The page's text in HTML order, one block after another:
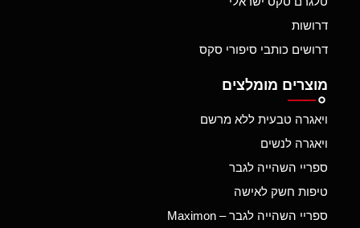
דרושות
דרושים כותבי סיפורי סקס
מוצרים מומלצים
ויאגרה טבעית ללא מרשם
ויאגרה לנשים
ספריי השהייה לגבר
טיפות חשק לאישה
ספריי השהייה לגבר – Maximon